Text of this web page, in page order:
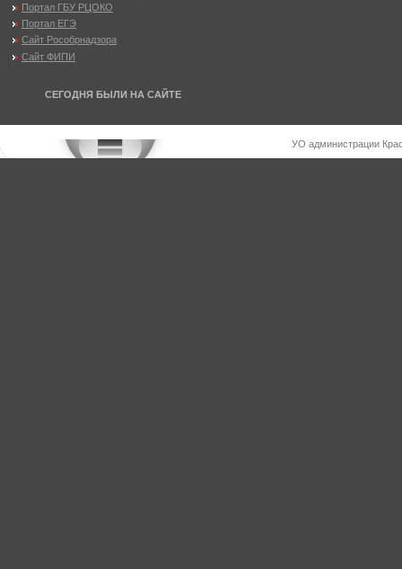
Портал ГБУ РЦОКО
Портал ЕГЭ
Сайт Рособрнадзора
Сайт ФИПИ
СЕГОДНЯ БЫЛИ НА САЙТЕ
УО администрации